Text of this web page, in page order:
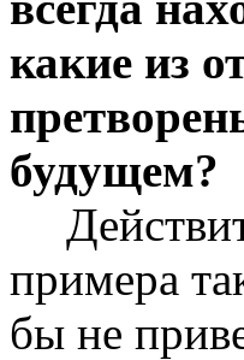
какие из
будущем?
примера
бы не